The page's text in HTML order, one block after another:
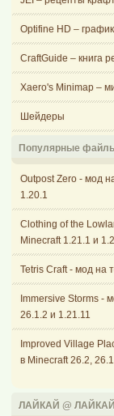
Optifine HD –
CraftGuide – книга
Xaero's Minimap –
Шейдеры
Популярные
Outpost Zero - мод
1.20.1
Clothing of the
Minecraft 1.21.1 и
Tetris Craft - мод на
Immersive Storms -
26.1.2 и 1.21.11
Improved Village
в Minecraft 26.2,
ЛАЙКАЙ @ ЛАЙКАЙ